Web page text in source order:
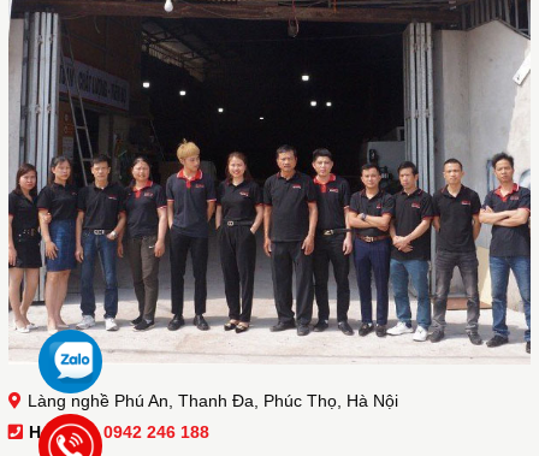
Làng nghề Phú An, Thanh Đa, Phúc Thọ, Hà Nội
Hotline :0942 246 188